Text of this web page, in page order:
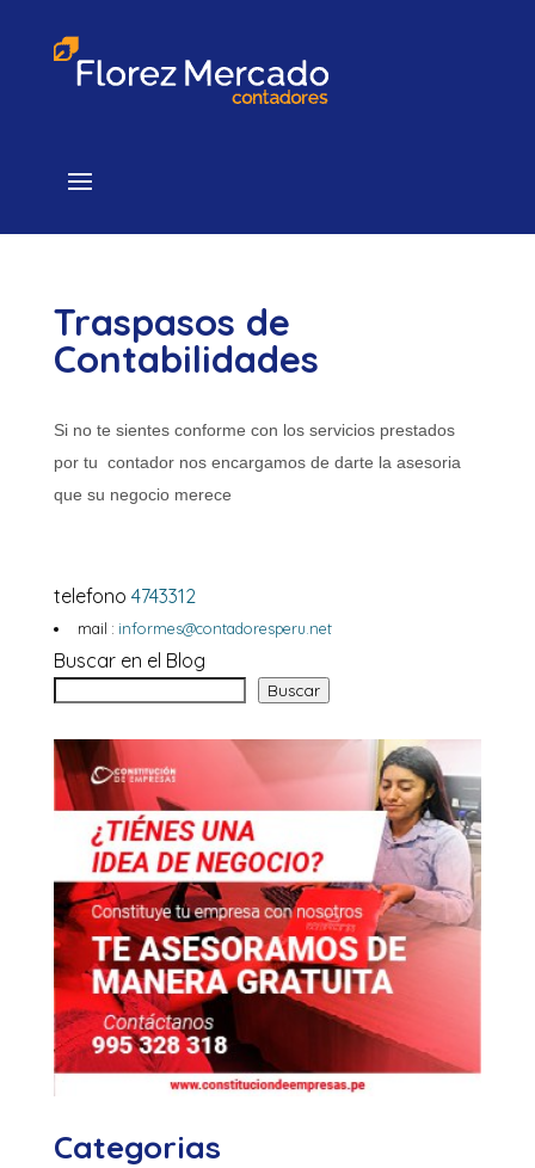
Traspasos de
Contabilidades
Si no te sientes conforme con los servicios prestados
por tu contador nos encargamos de darte la asesoria
que su negocio merece
telefono 4743312
mail : informes@contadoresperu.net
Buscar en el Blog
Buscar
Categorias